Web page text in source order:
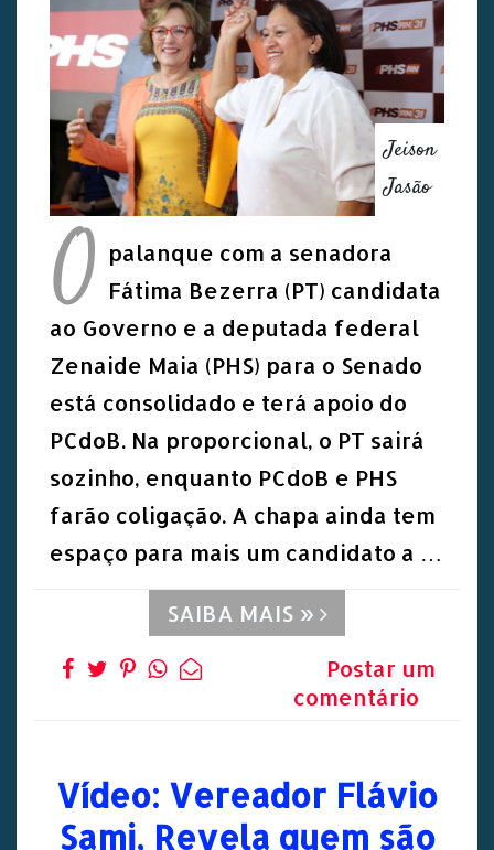
Jeison
Jasão
O palanque com a senadora
Fátima Bezerra (PT) candidata
ao Governo e a deputada federal
Zenaide Maia (PHS) para o Senado
está consolidado e terá apoio do
PCdoB. Na proporcional, o PT sairá
sozinho, enquanto PCdoB e PHS
farão coligação. A chapa ainda tem
espaço para mais um candidato a …
SAIBA MAIS »
Postar um
comentário
Vídeo: Vereador Flávio
Sami, Revela quem são